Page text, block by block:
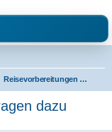
Kolumbien und Venezuela.
Reisevorbereitungen & Reiseerfahrungen
dazu